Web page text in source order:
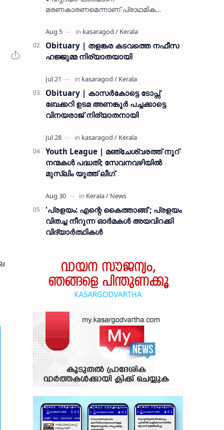
മരണകാരണമെന്നാണ് പ്രാഥമിക
കമ്യൂണിസ്റ്റ് പ്രവർത്തകരായ
രാമൻ്റെയും ചിരുതേയിയുടെയും
മകളാണ് ● വിവരമറിഞ്ഞ് ജനപ്ര…
Obituary | തളങ്കര കടവത്തെ നഫീസ
ഹജ്ജുമ്മ നിര്യാതയായി
Obituary | കാസർകോട്ടെ ടോപ്സ്
ബേക്കറി ഉടമ അണങ്കൂർ പച്ചക്കാട്ടെ
വിനയരാജ് നിര്യാതനായി
Youth League | മഞ്ചേശ്വരത്ത് നൂറ്
നന്മകൾ പദ്ധതി; സേവനവഴിയിൽ
മുസ്ലിം യൂത്ത് ലീഗ്
'പ്രളയം: എന്റെ കൈത്താങ്ങ്'; പ്രളയം
വിതച്ച നീറുന്ന ഓര്‍മകള്‍ അയവിറക്കി
വിദ്യാര്‍ത്ഥികള്‍